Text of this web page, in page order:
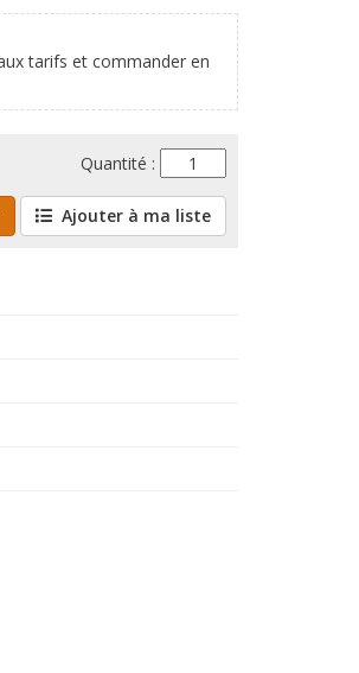
tarifs et commander en
Quantité :
Ajouter à ma liste